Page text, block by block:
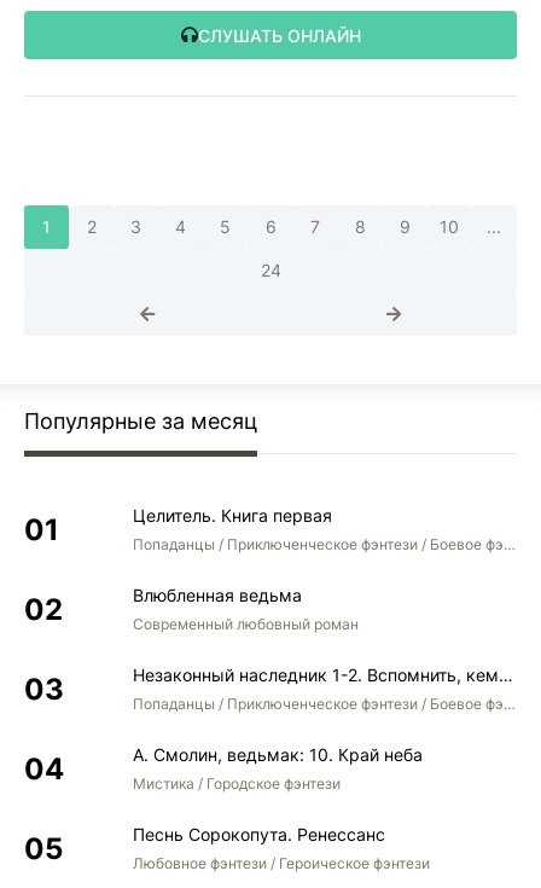
СЛУШАТЬ ОНЛАЙН
1 2 3 4 5 6 7 8 9 10 ...
24
Популярные за месяц
Целитель. Книга первая
Попаданцы / Приключенческое фэнтези / Боевое фэнтези
Влюбленная ведьма
Современный любовный роман
Незаконный наследник 1-2. Вспомнить, кем был. Стать собой. Остаться собой
Попаданцы / Приключенческое фэнтези / Боевое фэнтези / Юмористическое фэнтези
А. Смолин, ведьмак: 10. Край неба
Мистика / Городское фэнтези
Песнь Сорокопута. Ренессанс
Любовное фэнтези / Героическое фэнтези